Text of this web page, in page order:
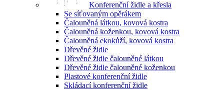
Konferenční židle a křesla
Se síťovaným opěrákem
Čalouněná látkou, kovová kostra
Čalouněná koženkou, kovová kostra
Čalouněná ekokůží, kovová kostra
Dřevěné židle
Dřevěné židle čalouněné látkou
Dřevěné židle čalouněné koženkou
Plastové konferenční židle
Skládací konferenční židle